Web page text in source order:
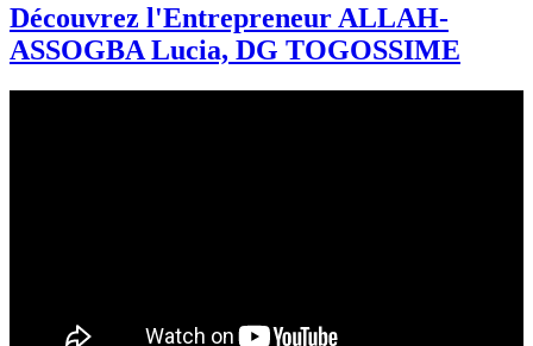
Découvrez l'Entrepreneur ALLAH-
ASSOGBA Lucia, DG TOGOSSIME